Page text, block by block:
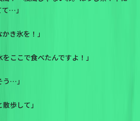
…」
き氷を！」
ここで食べたんですよ！」
…」
歩して」